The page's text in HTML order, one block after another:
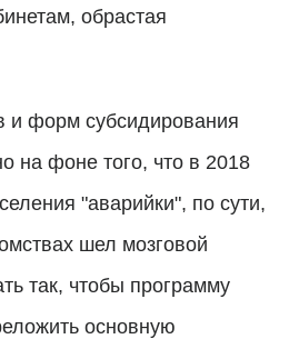
обрастая
и форм субсидирования
на фоне того, что в 2018
"аварийки", по сути,
шел мозговой
так, чтобы программу
основную